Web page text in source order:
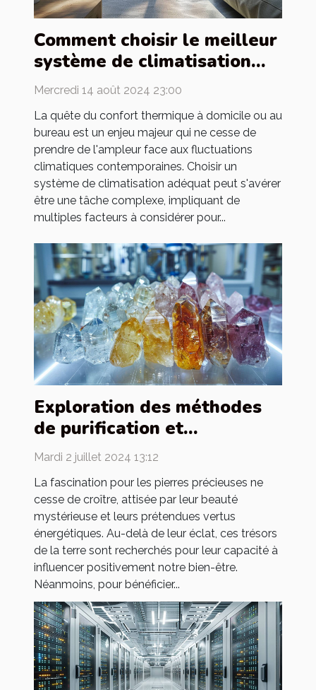
Comment choisir le meilleur
système de climatisation
pour votre espace
Mercredi 14 août 2024 23:00
La quête du confort thermique à domicile ou au
bureau est un enjeu majeur qui ne cesse de
prendre de l'ampleur face aux fluctuations
climatiques contemporaines. Choisir un
système de climatisation adéquat peut s'avérer
être une tâche complexe, impliquant de
multiples facteurs à considérer pour...
Exploration des méthodes
de purification et
rechargement des pierres
précieuses
Mardi 2 juillet 2024 13:12
La fascination pour les pierres précieuses ne
cesse de croître, attisée par leur beauté
mystérieuse et leurs prétendues vertus
énergétiques. Au-delà de leur éclat, ces trésors
de la terre sont recherchés pour leur capacité à
influencer positivement notre bien-être.
Néanmoins, pour bénéficier...